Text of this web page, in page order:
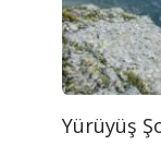
Yürüyüş